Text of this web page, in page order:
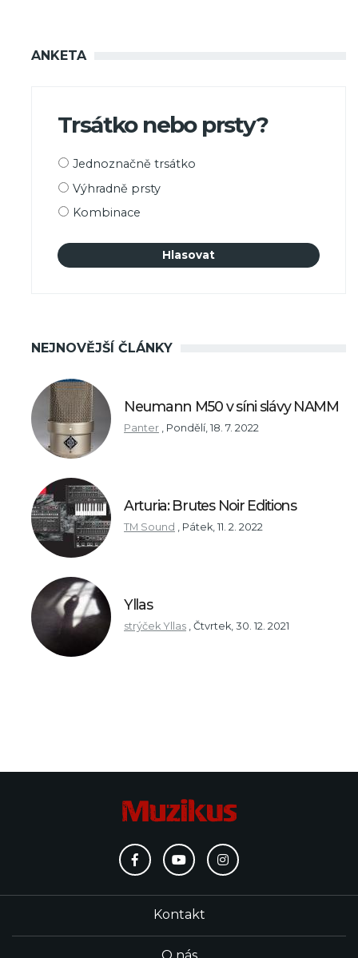
ANKETA
Trsátko nebo prsty?
Možnosti
Jednoznačně trsátko
Výhradně prsty
Kombinace
NEJNOVĚJŠÍ ČLÁNKY
Neumann M50 v síni slávy NAMM
Panter Pondělí, 18. 7. 2022
Arturia: Brutes Noir Editions
TM Sound Pátek, 11. 2. 2022
Yllas
strýček Yllas Čtvrtek, 30. 12. 2021
Kontakt